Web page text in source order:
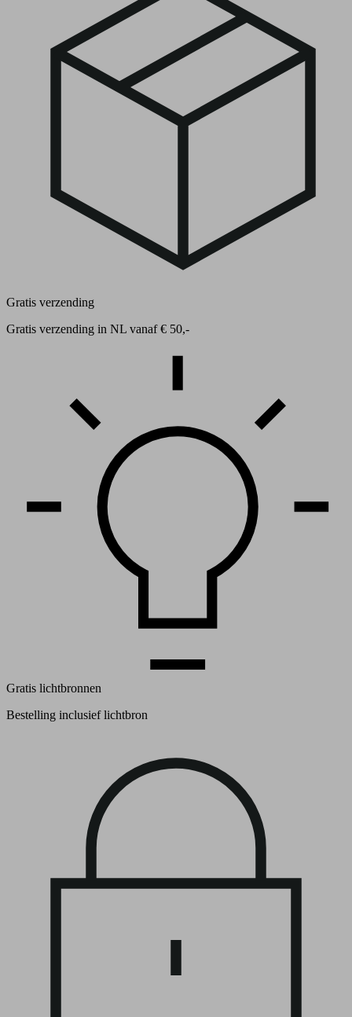
Gratis verzending
Gratis verzending in NL vanaf € 50,-
Gratis lichtbronnen
Bestelling inclusief lichtbron